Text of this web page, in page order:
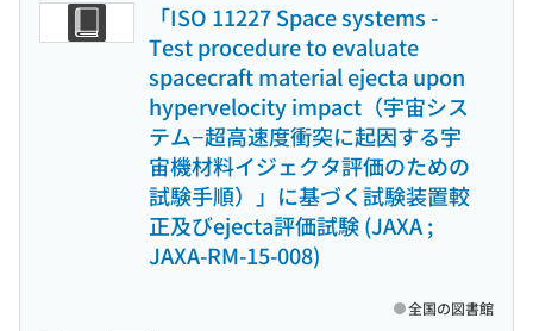
「ISO 11227 Space systems -
Test procedure to evaluate
spacecraft material ejecta upon
hypervelocity impact（宇宙シス
テム−超高速度衝突に起因する宇
宙機材料イジェクタ評価のための
試験手順）」に基づく試験装置較
正及びejecta評価試験 (JAXA ;
JAXA-RM-15-008)
全国の図書館